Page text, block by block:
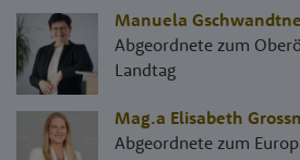
Manuela
Abgeordnete zum
Landtag
Mag.a Elisabeth
Abgeordnete zum